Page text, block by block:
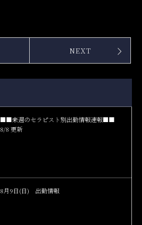
NEXT
■■来週のセラピスト別出勤情報速報■■
8/8 更新
8月9日(日) 出勤情報